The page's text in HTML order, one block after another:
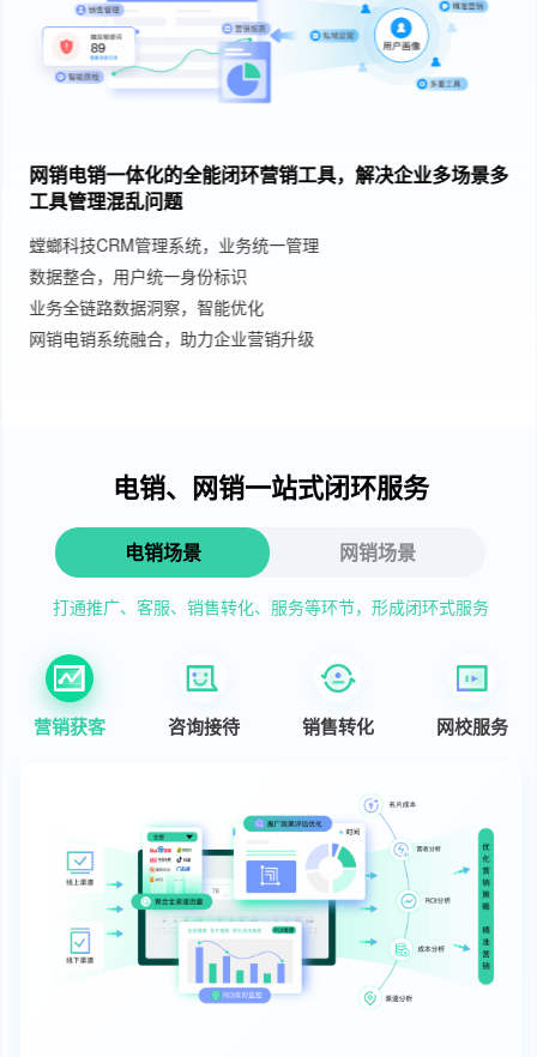
网销电销一体化的全能闭环营销工具，解决企业多场景多
工具管理混乱问题
螳螂科技CRM管理系统，业务统一管理
数据整合，用户统一身份标识
业务全链路数据洞察，智能优化
网销电销系统融合，助力企业营销升级
电销、网销一站式闭环服务
电销场景 网销场景
打通推广、客服、销售转化、服务等环节，形成闭环式服务
营销获客 咨询接待 销售转化 网校服务